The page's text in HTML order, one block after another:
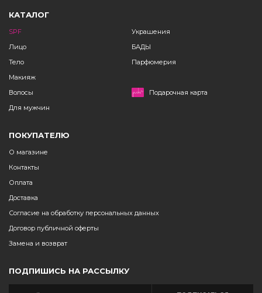
КАТАЛОГ
SPF
Лицо
Тело
Макияж
Волосы
Для мужчин
Украшения
БАДЫ
Парфюмерия
Подарочная карта
ПОКУПАТЕЛЮ
О магазине
Контакты
Оплата
Доставка
Согласие на обработку персональных данных
Договор публичной оферты
Замена и возврат
ПОДПИШИСЬ НА РАССЫЛКУ